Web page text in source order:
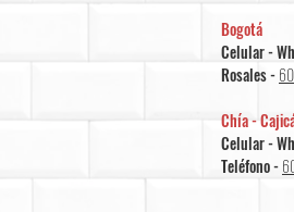
Bogotá
Celular -
Rosales -
Chía -
Celular -
Teléfono -